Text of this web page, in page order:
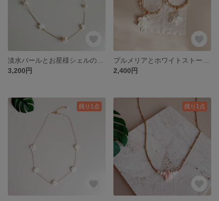
3,200円
2,400円
残り1点 残り1点